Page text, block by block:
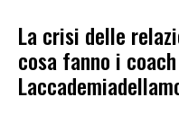
La crisi delle
cosa fanno i